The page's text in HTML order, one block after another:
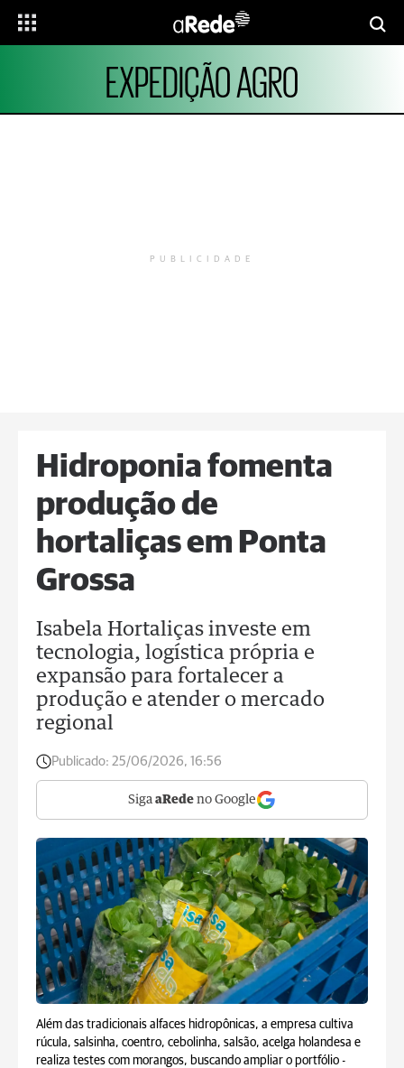
EXPEDIÇÃO AGRO
PUBLICIDADE
Hidroponia fomenta
produção de
hortaliças em Ponta
Grossa
Isabela Hortaliças investe em
tecnologia, logística própria e
expansão para fortalecer a
produção e atender o mercado
regional
Publicado: 25/06/2026, 16:56
Siga aRede no Google
Além das tradicionais alfaces hidropônicas, a empresa cultiva
rúcula, salsinha, coentro, cebolinha, salsão, acelga holandesa e
realiza testes com morangos, buscando ampliar o portfólio -